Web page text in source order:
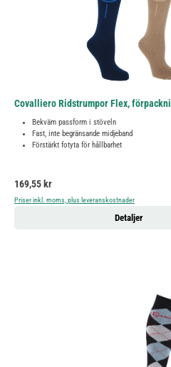
Covalliero Ridstrumpor Flex,
Bekväm passform i stöveln
Fast, inte begränsande midjeband
Förstärkt fotyta för hållbarhet
Ordinarie pris:
169,55 kr
Priser inkl. moms, plus leveranskostnader
Detaljer